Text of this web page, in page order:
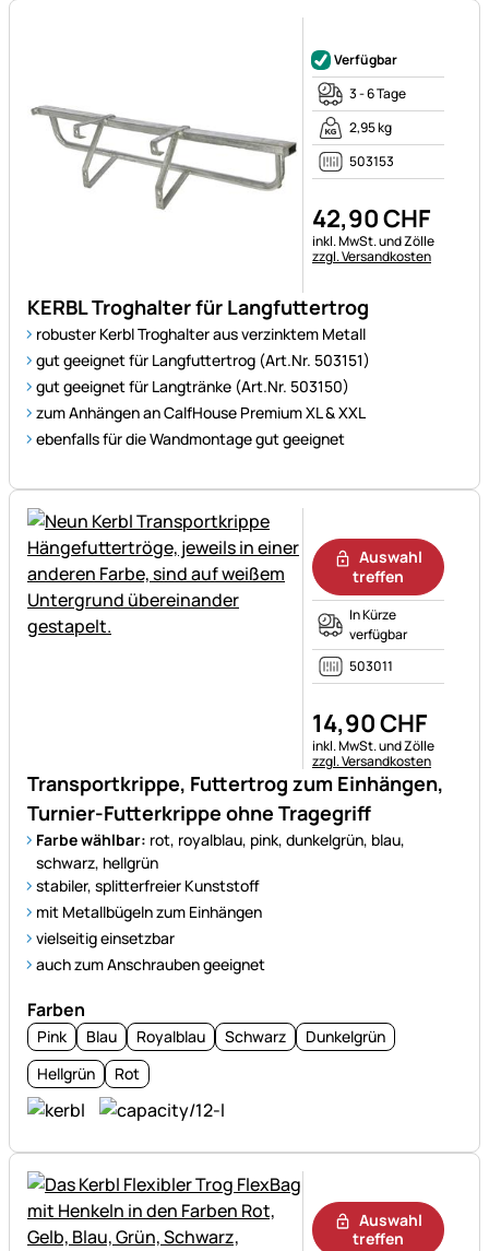
KERBL Troghalter für Langfuttertrog
robuster Kerbl Troghalter aus verzinktem Metall
gut geeignet für Langfuttertrog (Art.Nr. 503151)
gut geeignet für Langtränke (Art.Nr. 503150)
zum Anhängen an CalfHouse Premium XL & XXL
ebenfalls für die Wandmontage gut geeignet
Verfügbar
3 - 6 Tage
2,95 kg
503153
42,90CHF
Steuerhinweis:
inkl. MwSt. und Zölle
zzgl. Versandkosten
Transportkrippe, Futtertrog zum Einhängen,
Turnier-Futterkrippe ohne Tragegriff
Farbe wählbar: rot, royalblau, pink, dunkelgrün, blau,
schwarz, hellgrün
stabiler, splitterfreier Kunststoff
mit Metallbügeln zum Einhängen
vielseitig einsetzbar
auch zum Anschrauben geeignet
Farben
Pink Blau Royalblau Schwarz
Dunkelgrün
Hellgrün
Rot
Auswahl
treffen
In Kürze
verfügbar
503011
14,90CHF
Steuerhinweis:
inkl. MwSt. und Zölle
zzgl. Versandkosten
Auswahl
treffen